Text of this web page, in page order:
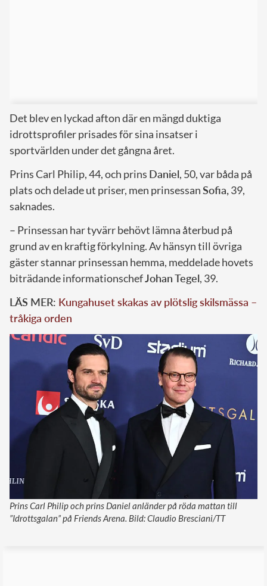
Det blev en lyckad afton där en mängd duktiga
idrottsprofiler prisades för sina insatser i
sportvärlden under det gångna året.
Prins Carl Philip, 44, och prins Daniel, 50, var båda på
plats och delade ut priser, men prinsessanSofia, 39,
saknades.
– Prinsessan har tyvärr behövt lämna återbud på
grund av en kraftig förkylning. Av hänsyn till övriga
gäster stannar prinsessan hemma, meddelade hovets
biträdande informationschefJohan Tegel, 39.
LÄS MER: Kungahuset skakas av plötslig skilsmässa –
tråkiga orden
Prins Carl Philip och prins Daniel anländer på röda mattan till
”Idrottsgalan” på Friends Arena. Bild: Claudio Bresciani/TT